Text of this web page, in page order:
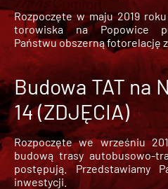
Rozpoczęte w maju 2019
torowiska na Popowice
Państwu obszerną fotorelację
Budowa TAT na
14 (ZDJĘCIA)
Rozpoczęte we wrześniu
budową trasy autobusowo-
postępują. Przedstawiamy
inwestycji.